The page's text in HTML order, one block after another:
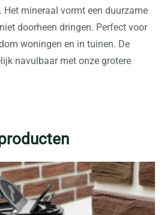
Het mineraal vormt een duurzame
doorheen dringen. Perfect voor
woningen en in tuinen. De
navulbaar met onze grotere